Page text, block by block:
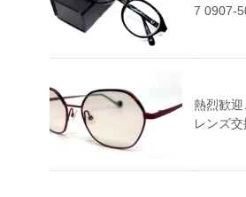
7 0907-
熱烈歓迎
レンズ交